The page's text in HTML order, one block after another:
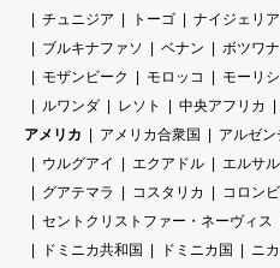
チュニジア
トーゴ ナイジェリア
ブルキナファソ
ベナン ボツワナ
モザンビーク
モロッコ モーリ
ルワンダ
レソト 中央アフリカ
アメリカ
アメリカ合衆国 アルゼン
ウルグアイ
エクアドル エルサ
グアテマラ
コスタリカ コロン
セントクリストファー・ネーヴィス
ドミニカ共和国
ドミニカ国 ニ